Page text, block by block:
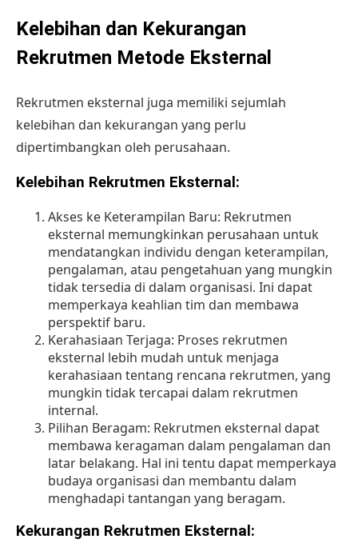
Kelebihan dan Kekurangan
Rekrutmen Metode Eksternal
Rekrutmen eksternal juga memiliki sejumlah
kelebihan dan kekurangan yang perlu
dipertimbangkan oleh perusahaan.
Kelebihan Rekrutmen Eksternal:
Akses ke Keterampilan Baru: Rekrutmen
eksternal memungkinkan perusahaan untuk
mendatangkan individu dengan keterampilan,
pengalaman, atau pengetahuan yang mungkin
tidak tersedia di dalam organisasi. Ini dapat
memperkaya keahlian tim dan membawa
perspektif baru.
Kerahasiaan Terjaga: Proses rekrutmen
eksternal lebih mudah untuk menjaga
kerahasiaan tentang rencana rekrutmen, yang
mungkin tidak tercapai dalam rekrutmen
internal.
Pilihan Beragam: Rekrutmen eksternal dapat
membawa keragaman dalam pengalaman dan
latar belakang. Hal ini tentu dapat memperkaya
budaya organisasi dan membantu dalam
menghadapi tantangan yang beragam.
Kekurangan Rekrutmen Eksternal: